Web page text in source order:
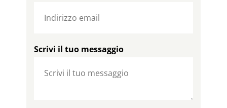
Scrivi il tuo messaggio